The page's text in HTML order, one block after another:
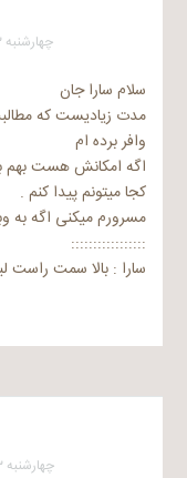
چهارشنبه ۲۳ بهمن ۱۳۸۷ در ۱۱:۵۹ قبل از ظهر
سلام سارا جان
مدت زیادیست که
وافر برده ام
اگه امکانش هست بهم
کجا میتونم پیدا کنم .
مسرورم میکنی اگه به
:::::::::::::::::
سارا : بالا سمت راست
چهارشنبه ۲۳ بهمن ۱۳۸۷ در ۱۲:۰۵ بعد از ظهر